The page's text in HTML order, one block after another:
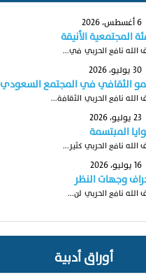
6 أغسطس، 2026
المجتمعية الأنيقة
الله نافع الحربي في...
30 يوليو، 2026
الثقافي في المجتمع السعودي
الله نافع الحربي الثقافة...
المبتسمة
الله نافع الحربي كثير...
16 يوليو، 2026
وجهات النظر
الله نافع الحربي لن...
أوراق أدبية